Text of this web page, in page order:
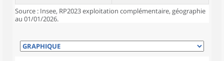
Source : Insee, RP2023 exploitation complémentaire, géographie
au 01/01/2026.